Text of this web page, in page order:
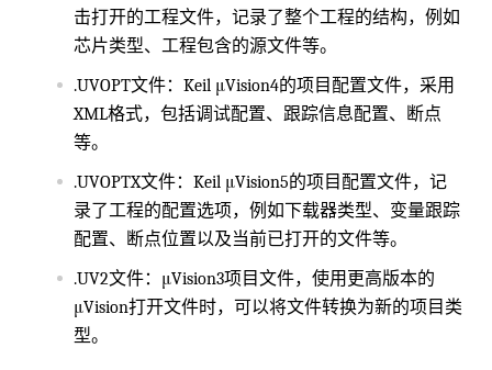
击打开的工程文件，记录了整个工程的结构，例如
芯片类型、工程包含的源文件等。
.UVOPT文件：Keil μVision4的项目配置文件，采用
XML格式，包括调试配置、跟踪信息配置、断点
等。
.UVOPTX文件：Keil μVision5的项目配置文件，记
录了工程的配置选项，例如下载器类型、变量跟踪
配置、断点位置以及当前已打开的文件等。
.UV2文件：μVision3项目文件，使用更高版本的
μVision打开文件时，可以将文件转换为新的项目类
型。